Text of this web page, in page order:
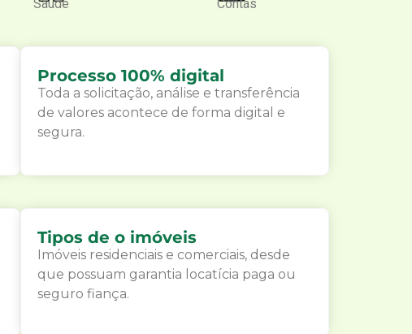
Saúde Contas
Processo 100% digital
Toda a solicitação, análise e transferência
de valores acontece de forma digital e
segura.
Tipos de o imóveis
Imóveis residenciais e comerciais, desde
que possuam garantia locatícia paga ou
seguro fiança.